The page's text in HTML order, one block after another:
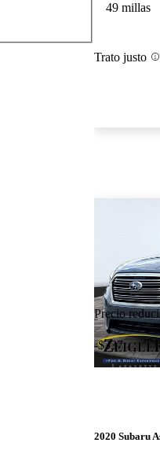
49 millas
Trato justo
Precio
-$337
2020 Subaru